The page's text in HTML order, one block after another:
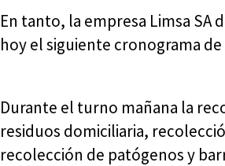
En tanto, la empresa Limsa SA
hoy el siguiente cronograma
Durante el turno mañana la
residuos domiciliaria,
recolección de patógenos y